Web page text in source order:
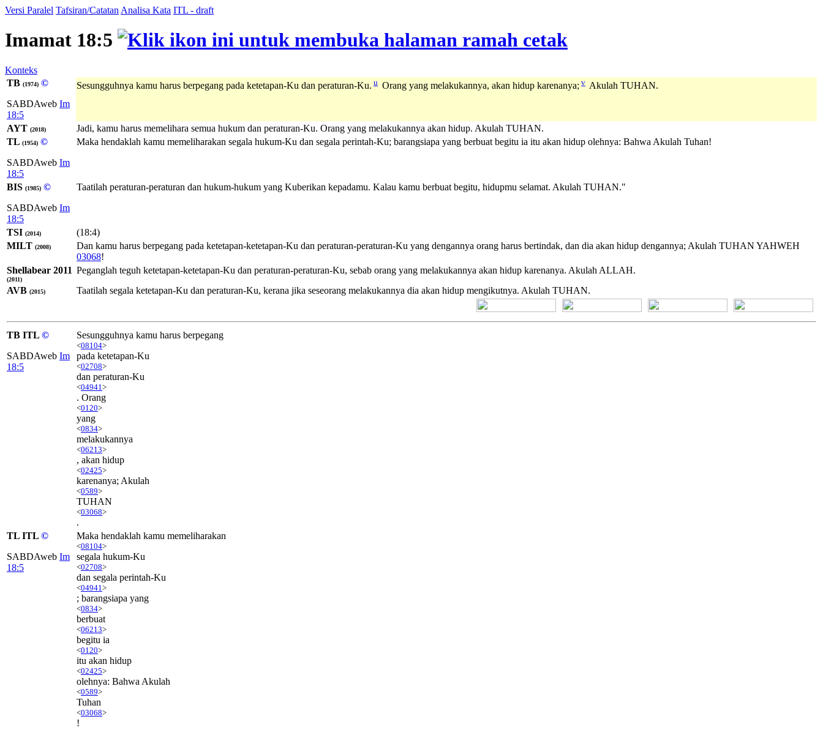
Versi Paralel Tafsiran/Catatan Analisa Kata ITL - draft
Imamat 18:5
Konteks
TB (1974) ©
SABDAweb Im
18:5
Sesungguhnya kamu harus berpegang pada ketetapan-Ku dan peraturan-Ku. u Orang yang melakukannya, akan hidup karenanya; v Akulah TUHAN.
AYT (2018)
Jadi, kamu harus memelihara semua hukum dan peraturan-Ku. Orang yang melakukannya akan hidup. Akulah TUHAN.
TL (1954) ©
SABDAweb Im
18:5
Maka hendaklah kamu memeliharakan segala hukum-Ku dan segala perintah-Ku; barangsiapa yang berbuat begitu ia itu akan hidup olehnya: Bahwa Akulah Tuhan!
BIS (1985) ©
SABDAweb Im
18:5
Taatilah peraturan-peraturan dan hukum-hukum yang Kuberikan kepadamu. Kalau kamu berbuat begitu, hidupmu selamat. Akulah TUHAN."
TSI (2014)
(18:4)
MILT (2008) Dan kamu harus berpegang pada ketetapan-ketetapan-Ku dan peraturan-peraturan-Ku yang dengannya orang harus bertindak, dan dia akan hidup dengannya; Akulah TUHAN YAHWEH
03068!
Shellabear 2011
(2011)
Peganglah teguh ketetapan-ketetapan-Ku dan peraturan-peraturan-Ku, sebab orang yang melakukannya akan hidup karenanya. Akulah ALLAH.
AVB (2015) Taatilah segala ketetapan-Ku dan peraturan-Ku, kerana jika seseorang melakukannya dia akan hidup mengikutnya. Akulah TUHAN.
TB ITL ©
SABDAweb Im
18:5
Sesungguhnya kamu harus berpegang
<08104>
pada ketetapan-Ku
<02708>
dan peraturan-Ku
<04941 >
. Orang
<0120>
yang
<0834>
melakukannya
<06213>
, akan hidup
<02425>
karenanya; Akulah
<0589>
TUHAN
<03068>
.
TL ITL ©
SABDAweb Im
18:5
Maka hendaklah kamu memeliharakan
<08104>
segala hukum-Ku
<02708>
dan segala perintah-Ku
<04941 >
; barangsiapa yang
<0834>
berbuat
<06213>
begitu ia
<0120>
itu akan hidup
<02425>
olehnya: Bahwa Akulah
<0589>
Tuhan
<03068>
!